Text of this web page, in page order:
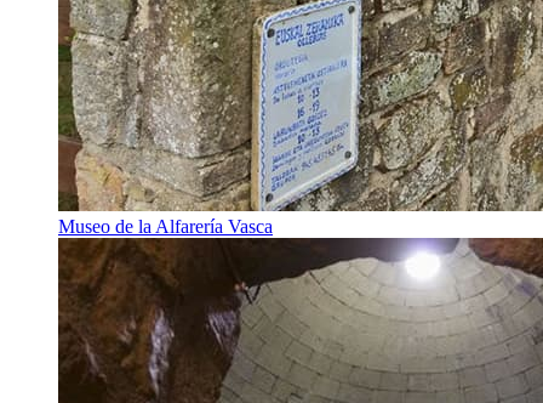
Museo de la Alfarería Vasca